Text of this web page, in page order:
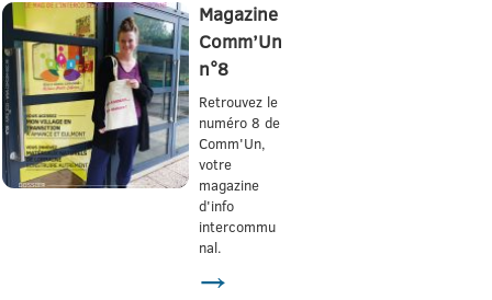
Magazine
Comm’Un
n°8
Retrouvez le
numéro 8 de
Comm'Un,
votre
magazine
d'info
intercommu
nal.
→